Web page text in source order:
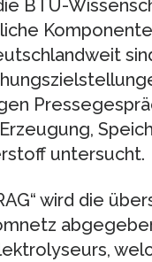
BTU-
untersucht.
wird die